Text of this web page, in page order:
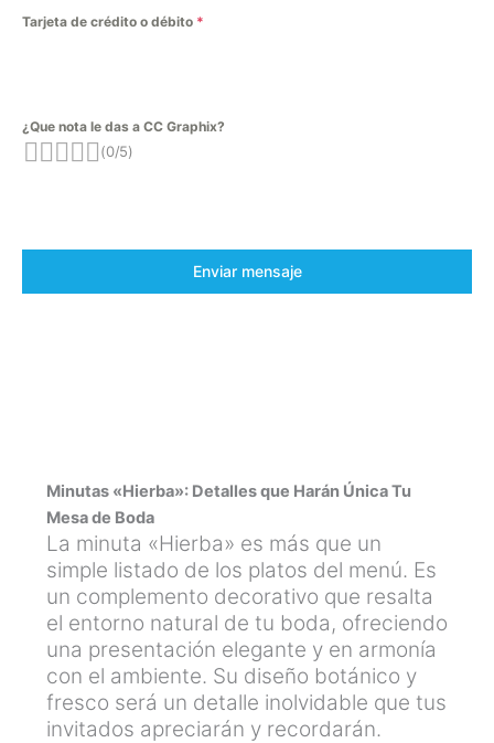
Tarjeta de crédito o débito *
¿Que nota le das a CC Graphix?
(0/5)
Enviar mensaje
Minutas «Hierba»: Detalles que Harán Única Tu
Mesa de Boda
La minuta «Hierba» es más que un
simple listado de los platos del menú. Es
un complemento decorativo que resalta
el entorno natural de tu boda, ofreciendo
una presentación elegante y en armonía
con el ambiente. Su diseño botánico y
fresco será un detalle inolvidable que tus
invitados apreciarán y recordarán.